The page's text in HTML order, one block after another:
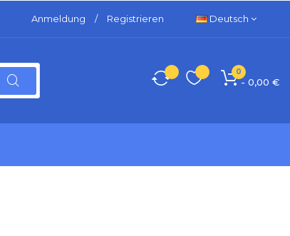
Anmeldung / Registrieren Deutsch
0
- 0,00 €